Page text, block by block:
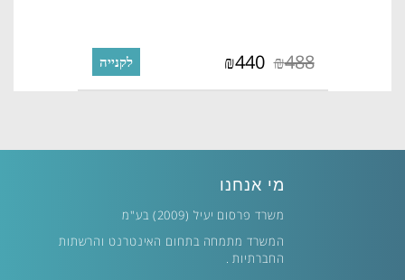
₪488
₪440 לקנייה
מי אנחנו
משרד פרסום יעיל (2009) בע"מ
המשרד מתמחה בתחום האינטרנט והרשתות
החברתיות .